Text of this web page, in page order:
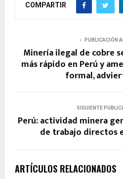
COMPARTIR
PUBLICACIÓN
Minería ilegal de cobre
más rápido en Perú y
formal,
SIGUIENTE
Perú: actividad minera
de trabajo directos
ARTÍCULOS RELACIONADOS